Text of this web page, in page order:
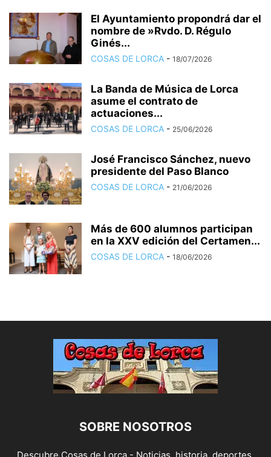
El Ayuntamiento propondrá dar el
nombre de »Rvdo. D. Régulo
Ginés...
COSAS DE LORCA - 18/07/2026
La Banda de Música de Lorca
asume el contrato de
actuaciones...
COSAS DE LORCA - 25/06/2026
José Francisco Sánchez, nuevo
presidente del Paso Blanco
COSAS DE LORCA - 21/06/2026
Más de 600 alumnos participan
en la XXV edición del Certamen...
COSAS DE LORCA - 18/06/2026
SOBRE NOSOTROS